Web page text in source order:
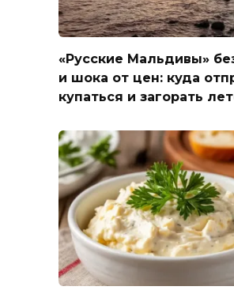
«Русские Мальдивы»
и шока от цен: куда
купаться и загорать